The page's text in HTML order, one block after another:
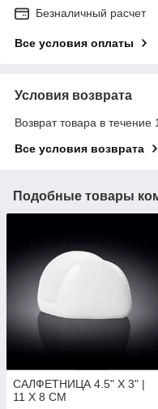
Безналичный расчет
Все условия оплаты
Условия возврата
Возврат товара в
Все условия возврата
Подобные товары
САЛФЕТНИЦА 4.5" X 3" |
11 X 8 CM